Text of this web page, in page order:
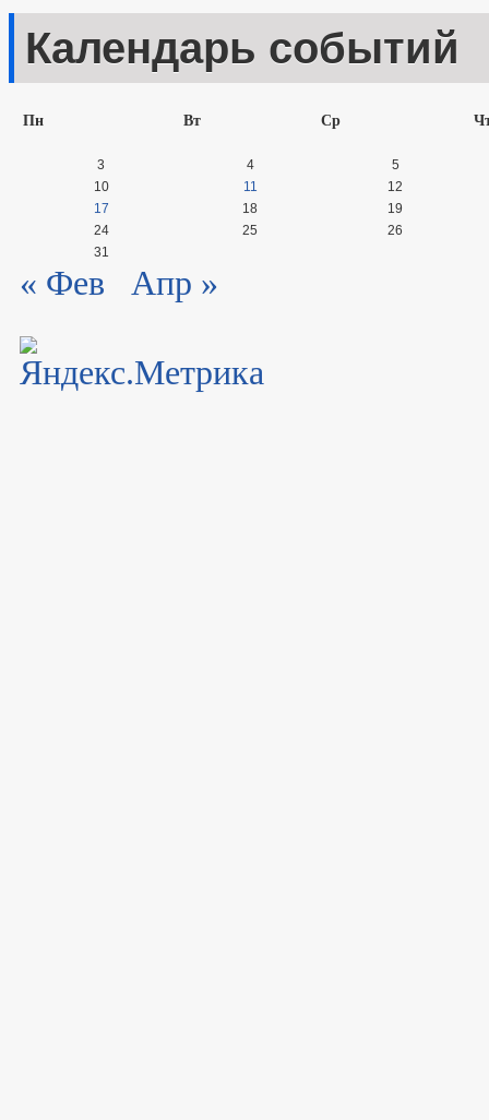
Календарь событий
Пн Вт Ср
3 4
5
10
11
12
17
18
19
24
25
26
31
« Фев Апр »